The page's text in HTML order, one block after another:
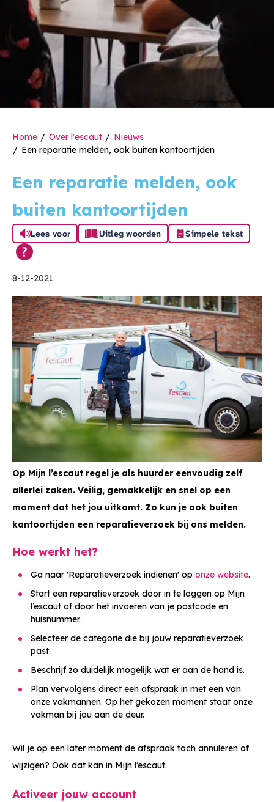
Home Over l'escaut
Nieuws
Een reparatie melden, ook buiten kantoortijden
Een reparatie melden, ook
buiten kantoortijden
Lees voor Uitleg woorden Simpele tekst
8-12-2021
Op Mijn l’escaut regel je als huurder eenvoudig zelf
allerlei zaken. Veilig, gemakkelijk en snel op een
moment dat het jou uitkomt. Zo kun je ook buiten
kantoortijden een reparatieverzoek bij ons melden.
Hoe werkt het?
Ga naar 'Reparatieverzoek indienen' op onze website.
Start een reparatieverzoek door in te loggen op Mijn
l’escaut of door het invoeren van je postcode en
huisnummer.
Selecteer de categorie die bij jouw reparatieverzoek
past.
Beschrijf zo duidelijk mogelijk wat er aan de hand is.
Plan vervolgens direct een afspraak in met een van
onze vakmannen. Op het gekozen moment staat onze
vakman bij jou aan de deur.
Wil je op een later moment de afspraak toch annuleren of
wijzigen? Ook dat kan in Mijn l’escaut.
Activeer jouw account